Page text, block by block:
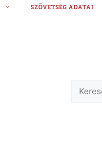
SZÖVETSÉG ADATAI